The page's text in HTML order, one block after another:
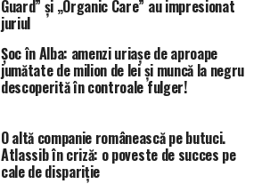
Guard” și „Organic Care” au impresionat
juriul
Șoc în Alba: amenzi uriașe de aproape
jumătate de milion de lei și muncă la negru
descoperită în controale fulger!
O altă companie românească pe butuci.
Atlassib în criză: o poveste de succes pe
cale de dispariție